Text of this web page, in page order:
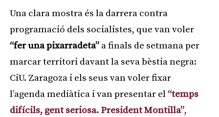
Una clara mostra és la darrera contra
programació dels socialistes, que van voler
“fer una pixarradeta” a finals de setmana per
marcar territori davant la seva bèstia negra:
CiU. Zaragoza i els seus van voler fixar
l’agenda mediàtica i van presentar el “temps
difícils, gent seriosa. President Montilla”,